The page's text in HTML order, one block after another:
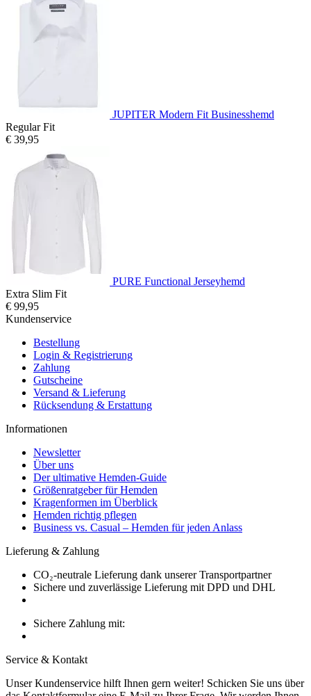
JUPITER Modern Fit Businesshemd
Regular Fit
€ 39,95
PURE Functional Jerseyhemd
Extra Slim Fit
€ 99,95
Kundenservice
Bestellung
Login & Registrierung
Zahlung
Gutscheine
Versand & Lieferung
Rücksendung & Erstattung
Informationen
Newsletter
Über uns
Der ultimative Hemden-Guide
Größenratgeber für Hemden
Kragenformen im Überblick
Hemden richtig pflegen
Business vs. Casual – Hemden für jeden Anlass
Lieferung & Zahlung
CO₂-neutrale Lieferung dank unserer Transportpartner
Sichere und zuverlässige Lieferung mit DPD und DHL
Sichere Zahlung mit:
Service & Kontakt
Unser Kundenservice hilft Ihnen gern weiter! Schicken Sie uns über